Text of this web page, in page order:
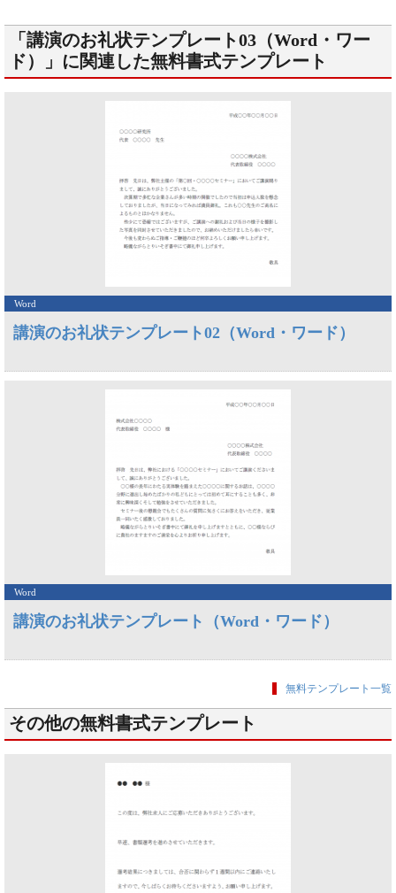
「講演のお礼状テンプレート03（Word・ワー
ド）」に関連した無料書式テンプレート
Word
講演のお礼状テンプレート02（Word・ワード）
Word
講演のお礼状テンプレート（Word・ワード）
無料テンプレート一覧
その他の無料書式テンプレート